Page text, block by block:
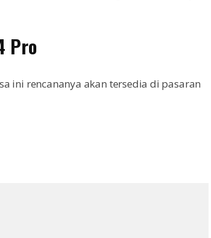
Pro
ini rencananya akan tersedia di pasaran